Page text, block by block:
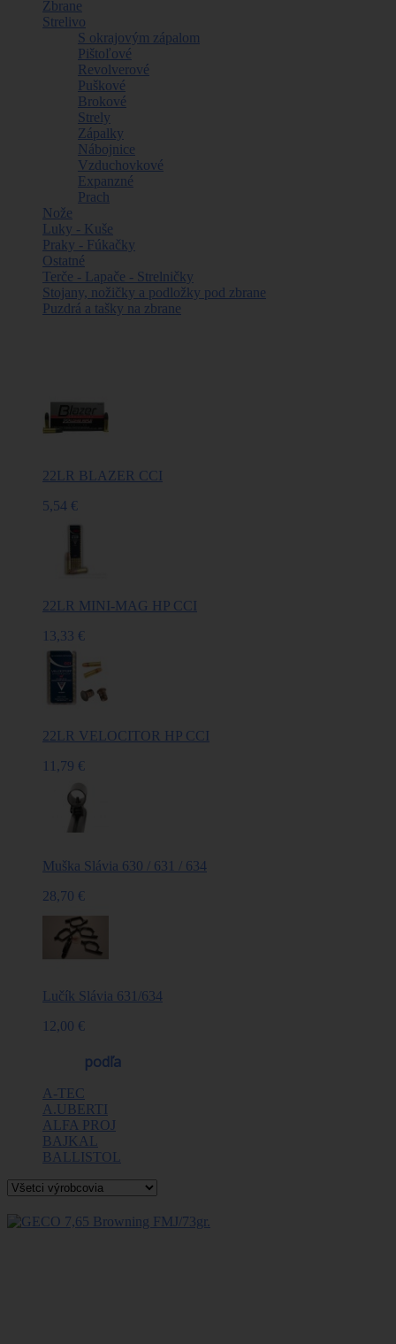
Zbrane
Strelivo
S okrajovým zápalom
Pištoľové
Revolverové
Puškové
Brokové
Strely
Zápalky
Nábojnice
Vzduchovkové
Expanzné
Prach
Nože
Luky - Kuše
Praky - Fúkačky
Ostatné
Terče - Lapače - Strelničky
Stojany, nožičky a podložky pod zbrane
Puzdrá a tašky na zbrane
22LR BLAZER CCI
5,54 €
22LR MINI-MAG HP CCI
13,33 €
22LR VELOCITOR HP CCI
11,79 €
Muška Slávia 630 / 631 / 634
28,70 €
Lučík Slávia 631/634
12,00 €
podľa
A-TEC
A.UBERTI
ALFA PROJ
BAJKAL
BALLISTOL